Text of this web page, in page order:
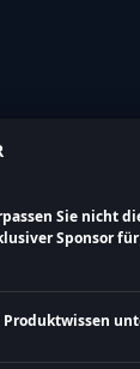
Sie nicht
Sponsor